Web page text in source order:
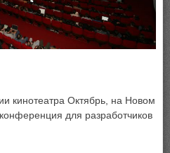
кинотеатра Октябрь, на Новом
для разработчиков